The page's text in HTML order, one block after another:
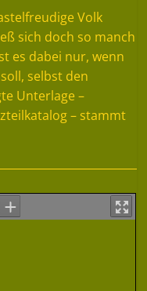
Volk
sich doch so manch
es dabei nur, wenn
selbst den
Unterlage –
– stammt